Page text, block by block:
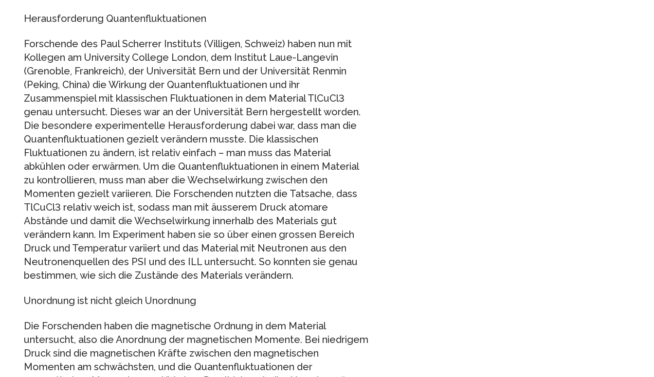
Herausforderung Quantenfluktuationen
Forschende des Paul Scherrer Instituts (Villigen, Schweiz) haben nun mit
Kollegen am University College London, dem Institut Laue-Langevin
(Grenoble, Frankreich), der Universität Bern und der Universität Renmin
(Peking, China) die Wirkung der Quantenfluktuationen und ihr
Zusammenspiel mit klassischen Fluktuationen in dem Material TlCuCl3
genau untersucht. Dieses war an der Universität Bern hergestellt worden.
Die besondere experimentelle Herausforderung dabei war, dass man die
Quantenfluktuationen gezielt verändern musste. Die klassischen
Fluktuationen zu ändern, ist relativ einfach – man muss das Material
abkühlen oder erwärmen. Um die Quantenfluktuationen in einem Material
zu kontrollieren, muss man aber die Wechselwirkung zwischen den
Momenten gezielt variieren. Die Forschenden nutzten die Tatsache, dass
TlCuCl3 relativ weich ist, sodass man mit äusserem Druck atomare
Abstände und damit die Wechselwirkung innerhalb des Materials gut
verändern kann. Im Experiment haben sie so über einen grossen Bereich
Druck und Temperatur variiert und das Material mit Neutronen aus den
Neutronenquellen des PSI und des ILL untersucht. So konnten sie genau
bestimmen, wie sich die Zustände des Materials verändern.
Unordnung ist nicht gleich Unordnung
Die Forschenden haben die magnetische Ordnung in dem Material
untersucht, also die Anordnung der magnetischen Momente. Bei niedrigem
Druck sind die magnetischen Kräfte zwischen den magnetischen
Momenten am schwächsten, und die Quantenfluktuationen der